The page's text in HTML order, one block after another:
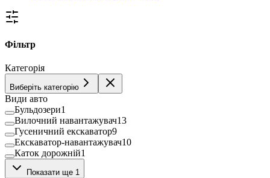
Фільтр
Категорія
Виберіть категорію
Види авто
Бульдозери1
Вилочний навантажувач13
Гусеничний екскаватор9
Екскаватор-навантажувач10
Каток дорожній1
Міні екскаватор
1
Показати ще 1